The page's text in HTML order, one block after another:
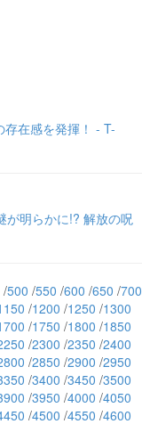
在感を発揮！ - T-
が明らかに!? 解放の呪
/500 /550 /600 /650 /700
/1200 /1250 /1300
/1750 /1800 /1850
/2300 /2350 /2400
/2850 /2900 /2950
/3400 /3450 /3500
/3950 /4000 /4050
/4500 /4550 /4600